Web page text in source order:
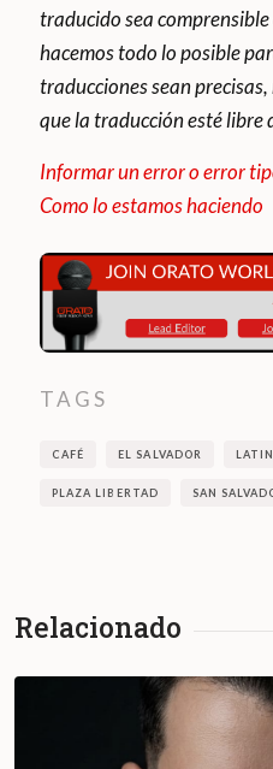
traducido sea
hacemos todo lo posible
traducciones sean
que la traducción esté libre
Informar un error o error
Como lo estamos haciendo
TAGS
CAFÉ EL SALVADOR
PLAZA LIBERTAD SAN
Relacionado